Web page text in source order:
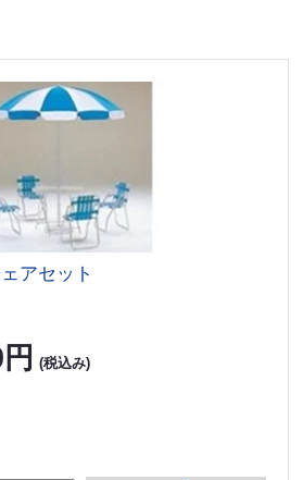
アセット
(税込み)